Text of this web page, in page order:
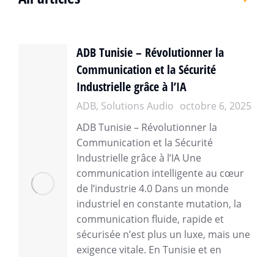
ADB Tunisie – Révolutionner la
Communication et la Sécurité
Industrielle grâce à l’IA
ADB, Solutions Audio octobre 6, 2025
ADB Tunisie – Révolutionner la
Communication et la Sécurité
Industrielle grâce à l’IA Une
communication intelligente au cœur
de l’industrie 4.0 Dans un monde
industriel en constante mutation, la
communication fluide, rapide et
sécurisée n’est plus un luxe, mais une
exigence vitale. En Tunisie et en